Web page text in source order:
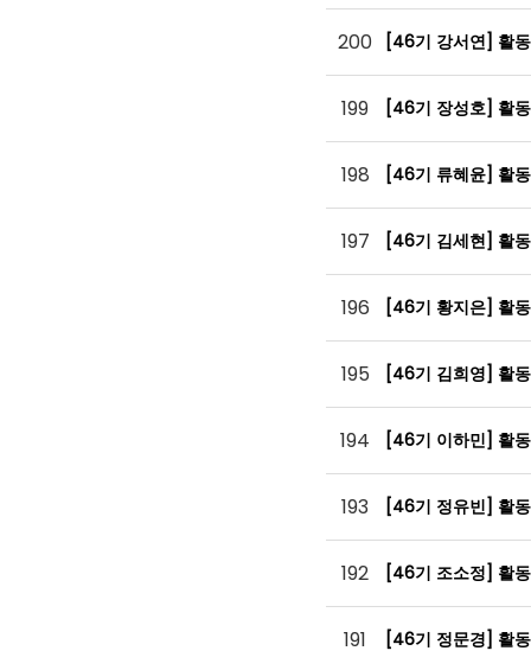
200 [46기 강서연] 활
199 [46기 장성호] 활
198 [46기 류혜윤] 활
197 [46기 김세현] 활
196 [46기 황지은] 활
195 [46기 김희영] 활
194 [46기 이하민] 활
193 [46기 정유빈] 활
192 [46기 조소정] 활
191 [46기 정문경] 활